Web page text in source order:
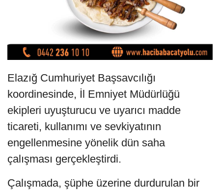
Elazığ Cumhuriyet Başsavcılığı
koordinesinde, İl Emniyet Müdürlüğü
ekipleri uyuşturucu ve uyarıcı madde
ticareti, kullanımı ve sevkiyatının
engellenmesine yönelik dün saha
çalışması gerçekleştirdi.
Çalışmada, şüphe üzerine durdurulan bir